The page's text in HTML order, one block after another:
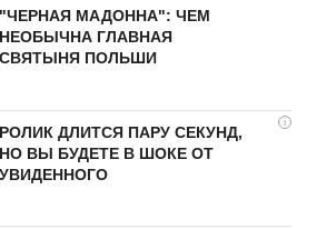
"ЧЕРНАЯ МАДОННА": ЧЕМ
НЕОБЫЧНА ГЛАВНАЯ
СВЯТЫНЯ ПОЛЬШИ
i
РОЛИК ДЛИТСЯ ПАРУ СЕКУНД,
НО ВЫ БУДЕТЕ В ШОКЕ ОТ
УВИДЕННОГО